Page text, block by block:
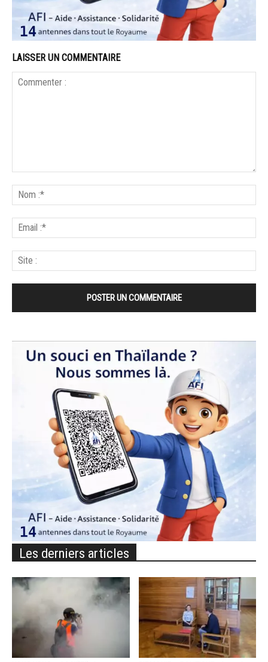
LAISSER UN COMMENTAIRE
Les derniers articles